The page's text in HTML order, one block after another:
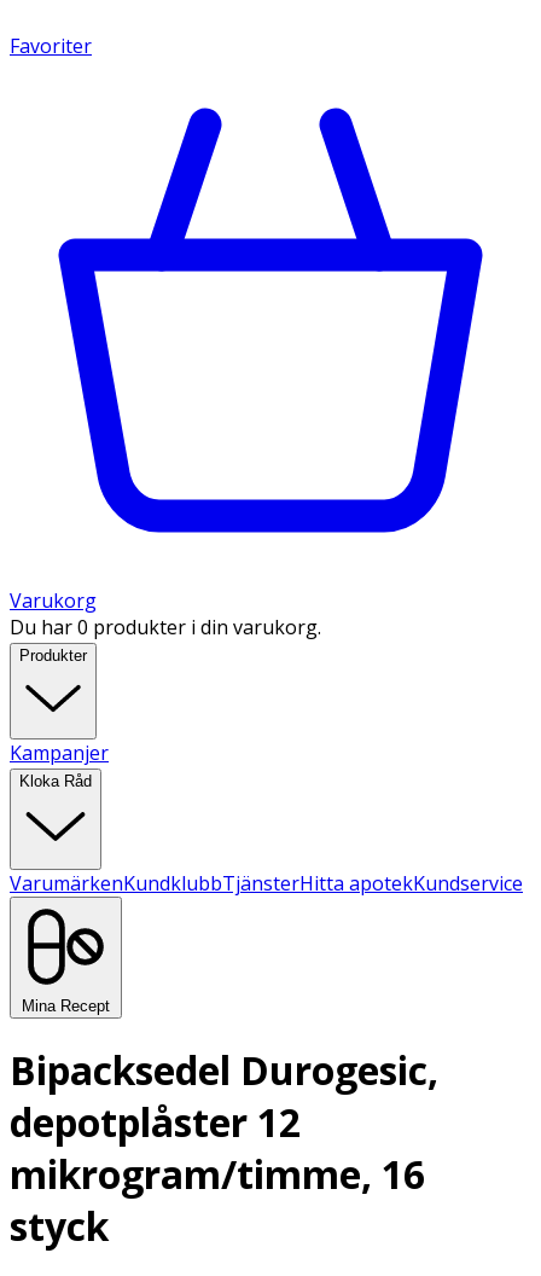
Favoriter
Varukorg
Du har 0 produkter i din varukorg.
Produkter
Kampanjer
Kloka Råd
VarumärkenKundklubbTjänsterHitta apotekKundservice
Mina Recept
Bipacksedel Durogesic,
depotplåster 12
mikrogram/timme, 16
styck